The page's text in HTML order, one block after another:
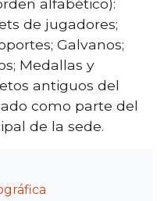
alfabético):
de jugadores;
Galvanos;
Medallas y
antiguos del
como parte del
de la sede.